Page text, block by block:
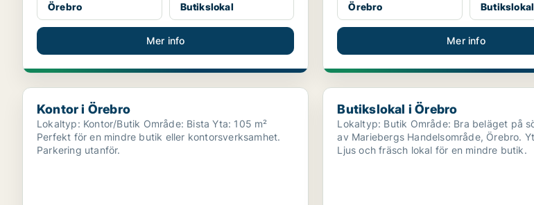
Örebro
Butikslokal
Mer info
Örebro
Butikslokal
Mer info
Kontor i Örebro
Kontor i Örebro
Lokaltyp: Kontor/Butik Område: Bista Yta: 105 m²
Perfekt för en mindre butik eller kontorsverksamhet.
Parkering utanför.
Butikslokal i Örebro
Butikslokal i Örebro
Lokaltyp: Butik Område: Bra beläget på södra delen
av Mariebergs Handelsområde, Örebro. Yta: 580 m²
Ljus och fräsch lokal för en mindre butik.